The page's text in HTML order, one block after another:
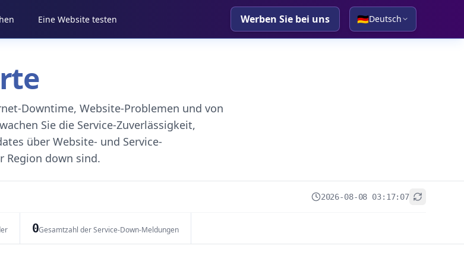
Eine Website testen Werben Sie bei uns 🇩🇪Deutsch
Downtime, Website-Problemen und von
Sie die Service-Zuverlässigkeit,
über Website- und Service-
Region down sind.
2026-08-08 03:17:07
0Gesamtzahl der Service-Down-Meldungen